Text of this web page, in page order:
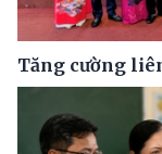
Tăng cường